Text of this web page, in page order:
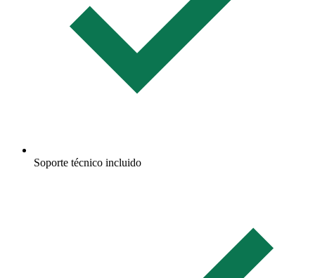
Soporte técnico incluido